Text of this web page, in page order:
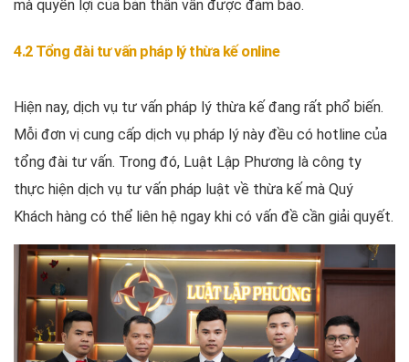
mà quyền lợi của bản thân vẫn được đảm bảo.
4.2 Tổng đài tư vấn pháp lý thừa kế online
Hiện nay, dịch vụ tư vấn pháp lý thừa kế đang rất phổ biến.
Mỗi đơn vị cung cấp dịch vụ pháp lý này đều có hotline của
tổng đài tư vấn. Trong đó, Luật Lập Phương là công ty
thực hiện dịch vụ tư vấn pháp luật về thừa kế mà Quý
Khách hàng có thể liên hệ ngay khi có vấn đề cần giải quyết.